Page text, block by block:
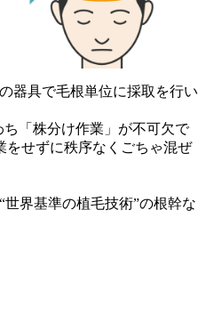
器具で毛根単位に採取を行い
「株分け作業」が不可欠で
をせずに秩序なくごちゃ混ぜ
界基準の植毛技術”の根幹な